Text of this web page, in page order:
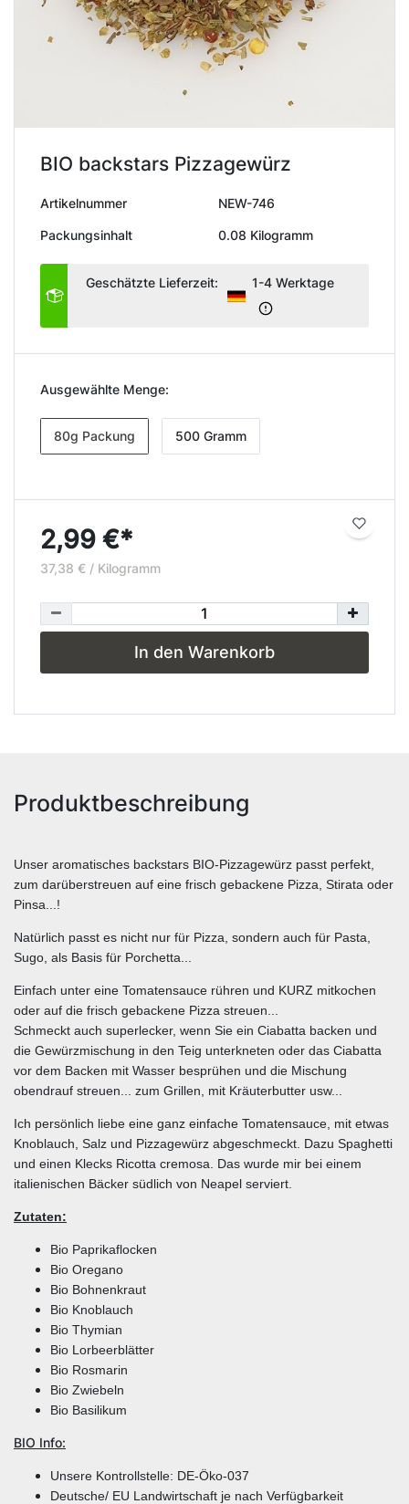
BIO backstars Pizzagewürz
Artikelnummer NEW-746
Packungsinhalt 0.08 Kilogramm
Geschätzte Lieferzeit: 1-4 Werktage
Ausgewählte Menge:
80g Packung 500 Gramm
2,99 €*
37,38 € / Kilogramm
In den Warenkorb
Produktbeschreibung
Unser aromatisches backstars BIO-Pizzagewürz passt perfekt,
zum darüberstreuen auf eine frisch gebackene Pizza, Stirata oder
Pinsa...!
Natürlich passt es nicht nur für Pizza, sondern auch für Pasta,
Sugo, als Basis für Porchetta...
Einfach unter eine Tomatensauce rühren und KURZ mitkochen
oder auf die frisch gebackene Pizza streuen...
Schmeckt auch superlecker, wenn Sie ein Ciabatta backen und
die Gewürzmischung in den Teig unterkneten oder das Ciabatta
vor dem Backen mit Wasser besprühen und die Mischung
obendrauf streuen... zum Grillen, mit Kräuterbutter usw...
Ich persönlich liebe eine ganz einfache Tomatensauce, mit etwas
Knoblauch, Salz und Pizzagewürz abgeschmeckt. Dazu Spaghetti
und einen Klecks Ricotta cremosa. Das wurde mir bei einem
italienischen Bäcker südlich von Neapel serviert.
Zutaten:
Bio Paprikaflocken
Bio Oregano
Bio Bohnenkraut
Bio Knoblauch
Bio Thymian
Bio Lorbeerblätter
Bio Rosmarin
Bio Zwiebeln
Bio Basilikum
BIO Info:
Unsere Kontrollstelle: DE-Öko-037
Deutsche/ EU Landwirtschaft je nach Verfügbarkeit